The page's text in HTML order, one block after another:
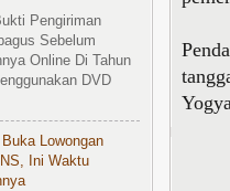
Pengiriman
Sebelum
Online Di Tahun
DVD
Lowongan
Ini Waktu